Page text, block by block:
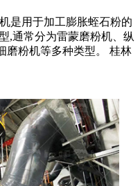
是用于加工膨胀蛭石粉的
,通常分为雷蒙磨粉机、纵
磨粉机等多种类型。 桂林